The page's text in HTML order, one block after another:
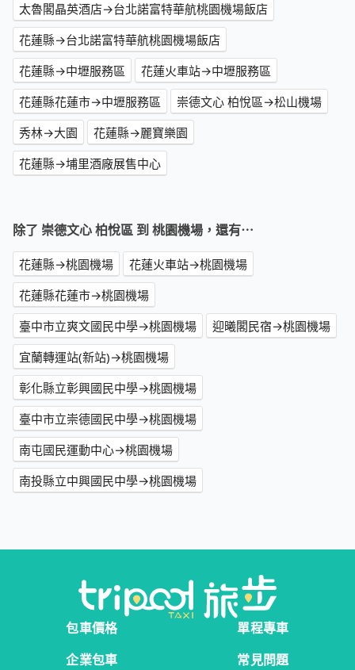
太魯閣晶英酒店→台北諾富特華航桃園機場飯店
花蓮縣→台北諾富特華航桃園機場飯店
花蓮縣→中壢服務區
花蓮火車站→中壢服務區
花蓮縣花蓮市→中壢服務區
崇德文心 柏悅區→松山機場
秀林→大園
花蓮縣→麗寶樂園
花蓮縣→埔里酒廠展售中心
除了 崇德文心 柏悅區 到 桃園機場，還有⋯
花蓮縣→桃園機場
花蓮火車站→桃園機場
花蓮縣花蓮市→桃園機場
臺中市立爽文國民中學→桃園機場
迎曦閣民宿→桃園機場
宜蘭轉運站(新站)→桃園機場
彰化縣立彰興國民中學→桃園機場
臺中市立崇德國民中學→桃園機場
南屯國民運動中心→桃園機場
南投縣立中興國民中學→桃園機場
包車價格
單程專車
企業包車
常見問題